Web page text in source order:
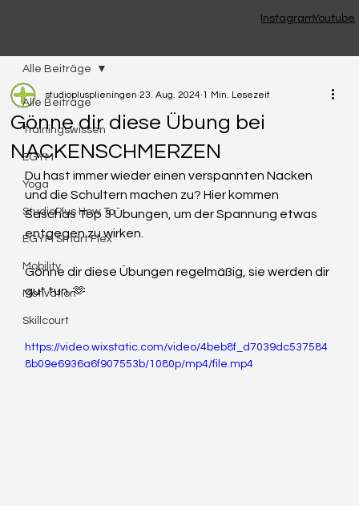
Youtube
Instagram
Alle Beiträge
Trainingswissen
EGYM
Yoga
StudioPlus How To
EGYM Smart Flex
Mobility
Motivation
Skillcourt
Alle Beiträge
Gönne dir diese Übung bei
NACKENSCHMERZEN
studioplusplieningen 23. Aug. 2024 1 Min. Lesezeit
Du hast immer wieder einen verspannten Nacken
und die Schultern machen zu? Hier kommen
Saschas Top 3 Übungen, um der Spannung etwas
entgegen zu wirken.
Gönne dir diese Übungen regelmäßig, sie werden dir
gut tun. 🫶
https://video.wixstatic.com/video/4beb8f_d7039dc537584
8b09e6936a6f907553b/1080p/mp4/file.mp4